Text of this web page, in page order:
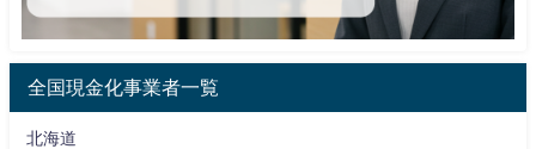
全国現金化事業者一覧
北海道